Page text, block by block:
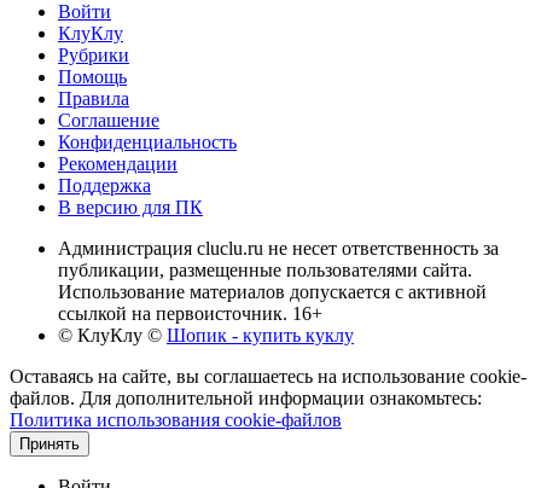
Войти
КлуКлу
Рубрики
Помощь
Правила
Соглашение
Конфиденциальность
Рекомендации
Поддержка
В версию для ПК
Администрация cluclu.ru не несет ответственность за
публикации, размещенные пользователями сайта.
Использование материалов допускается с активной
ссылкой на первоисточник. 16+
© КлуКлу © Шопик - купить куклу
Оставаясь на сайте, вы соглашаетесь на использование cookie-
файлов. Для дополнительной информации ознакомьтесь:
Политика использования cookie-файлов
Принять